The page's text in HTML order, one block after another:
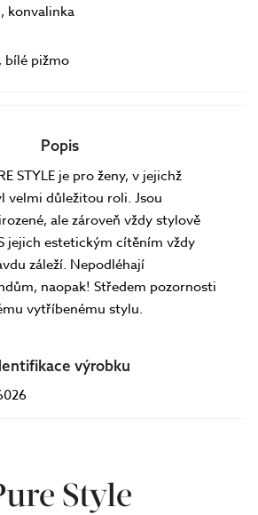
konvalinka
bílé pižmo
Popis
STYLE je pro ženy, v jejichž
velmi důležitou roli. Jsou
ale zároveň vždy stylově
jejich estetickým cítěním vždy
záleží. Nepodléhají
naopak! Středem pozornosti
vytříbenému stylu.
výrobku
Style